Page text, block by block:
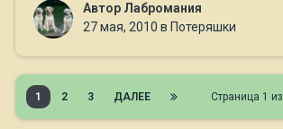
Автор Лабромания
27 мая, 2010 в Потеряшки
1 2 3 ДАЛЕЕ Страница 1